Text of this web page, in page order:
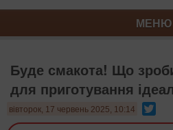
МЕНЮ
Буде смакота! Що
для приготування
вівторок, 17 червень 2025, 10:14